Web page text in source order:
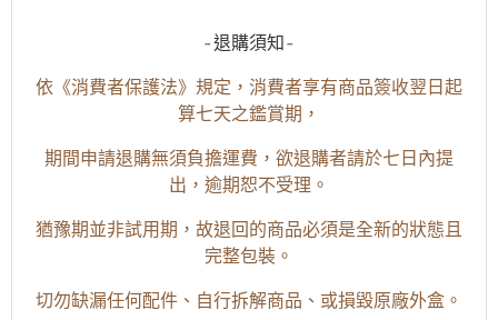
-退購須知-
依《消費者保護法》規定，消費者享有商品簽收翌日起
算七天之鑑賞期，
期間申請退購無須負擔運費，欲退購者請於七日內提
出，逾期恕不受理。
猶豫期並非試用期，故退回的商品必須是全新的狀態且
完整包裝。
切勿缺漏任何配件、自行拆解商品、或損毀原廠外盒。